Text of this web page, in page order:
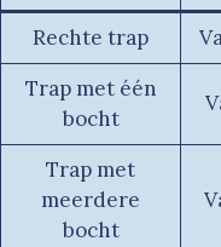
Rechte trap
Trap met één
bocht
Trap met
meerdere
bocht